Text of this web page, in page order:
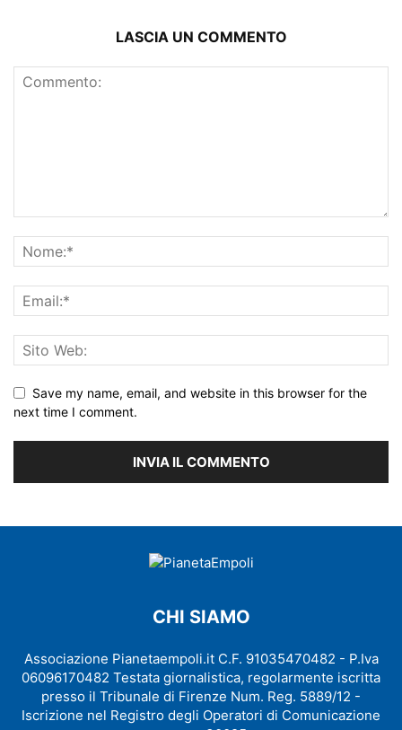
LASCIA UN COMMENTO
Save my name, email, and website in this browser for the
next time I comment.
CHI SIAMO
Associazione Pianetaempoli.it C.F. 91035470482 - P.Iva
06096170482 Testata giornalistica, regolarmente iscritta
presso il Tribunale di Firenze Num. Reg. 5889/12 -
Iscrizione nel Registro degli Operatori di Comunicazione